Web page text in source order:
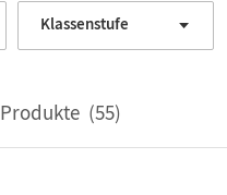
Klassenstufe
(55)